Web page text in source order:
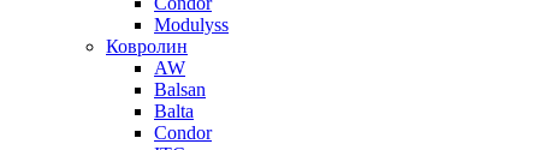
Modulyss
Ковролин
AW
Balsan
Balta
Condor